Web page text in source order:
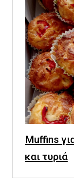
Muffins
και τυριά